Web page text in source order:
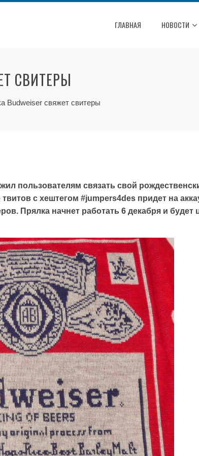
ГЛАВНАЯ НОВОСТИ
СВИТЕРЫ
Budweiser свяжет свитеры
пользователям связать свой
с хештегом #jumpers4des придет на
Прялка начнет работать 6 декабря и будет